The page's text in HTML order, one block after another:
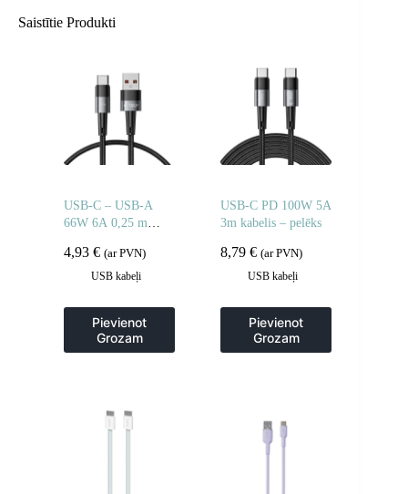
Saistītie Produkti
USB-C – USB-A
66W 6A 0,25 m
4,93 € (ar PVN)
USB kabeļi
Pievienot
Grozam
USB-C PD 100W 5A
3m kabelis – pelēks
8,79€ (ar PVN)
USB kabeļi
Pievienot
Grozam